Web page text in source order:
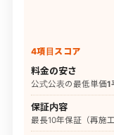
4項目スコア
料金の安さ
公式公表の最低単価1
保証内容
最長10年保証（再施